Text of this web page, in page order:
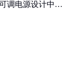
调电源设计中的